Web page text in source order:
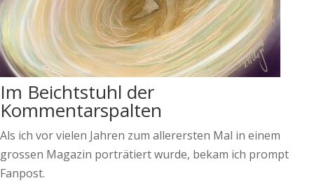
Im Beichtstuhl der
Kommentarspalten
Als ich vor vielen Jahren zum allerersten Mal in einem
grossen Magazin porträtiert wurde, bekam ich prompt
Fanpost.